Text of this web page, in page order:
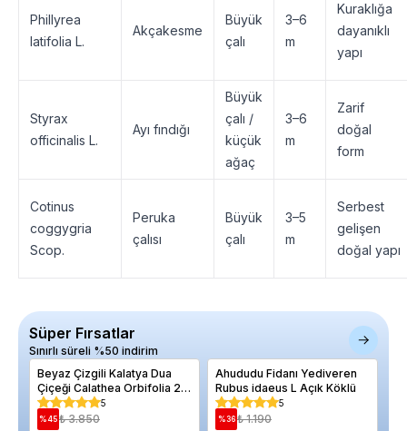
Phillyrea
latifolia L.
Akçakesme
Büyük
çalı
3–6
m
Kuraklığa
dayanıklı
yapı
Styrax
officinalis L.
Ayı fındığı
Büyük
çalı /
küçük
ağaç
3–6
m
Zarif
doğal
form
Cotinus
coggygria
Scop.
Peruka
çalısı
Büyük
çalı
3–5
m
Serbest
gelişen
doğal yapı
Süper Fırsatlar
Sınırlı süreli %50 indirim
Beyaz Çizgili Kalatya Dua
Çiçeği Calathea Orbifolia 20
30 cm
5
%45 ₺ 3.850
Ahududu Fidanı Yediveren
Rubus idaeus L Açık Köklü
5
%36 ₺ 1.190